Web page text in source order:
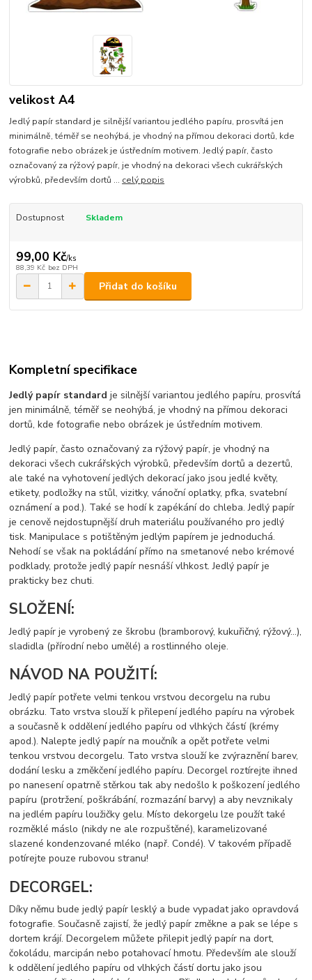
velikost A4
Jedlý papír standard je silnější variantou jedlého papíru, prosvítá jen
minimálně, téměř se neohýbá, je vhodný na přímou dekoraci dortů, kde
fotografie nebo obrázek je ústředním motivem. Jedlý papír, často
označovaný za rýžový papír, je vhodný na dekoraci všech cukrářských
výrobků, především dortů ... celý popis
Dostupnost Skladem
99,00 Kč/ks
88,39 Kč bez DPH
Přidat do košíku
Kompletní specifikace
Jedlý papír standard je silnější variantou jedlého papíru, prosvítá
jen minimálně, téměř se neohýbá, je vhodný na přímou dekoraci
dortů, kde fotografie nebo obrázek je ústředním motivem.
Jedlý papír, často označovaný za rýžový papír, je vhodný na
dekoraci všech cukrářských výrobků, především dortů a dezertů,
ale také na vyhotovení jedlých dekorací jako jsou jedlé květy,
etikety, podložky na stůl, vizitky, vánoční oplatky, pfka, svatební
oznámení a pod.). Také se hodí k zapékání do chleba. Jedlý papír
je cenově nejdostupnější druh materiálu používaného pro jedlý
tisk. Manipulace s potištěným jedlým papírem je jednoduchá.
Nehodí se však na pokládání přímo na smetanové nebo krémové
podklady, protože jedlý papír nesnáší vlhkost. Jedlý papír je
prakticky bez chuti.
SLOŽENÍ:
Jedlý papír je vyrobený ze škrobu (bramborový, kukuřičný, rýžový…),
sladidla (přírodní nebo umělé) a rostlinného oleje.
NÁVOD NA POUŽITÍ:
Jedlý papír potřete velmi tenkou vrstvou decorgelu na rubu
obrázku. Tato vrstva slouží k přilepení jedlého papíru na výrobek
a současně k oddělení jedlého papíru od vlhkých částí (krémy
apod.). Nalepte jedlý papír na moučník a opět potřete velmi
tenkou vrstvou decorgelu. Tato vrstva slouží ke zvýraznění barev,
dodání lesku a změkčení jedlého papíru. Decorgel roztírejte ihned
po nanesení opatrně stěrkou tak aby nedošlo k poškození jedlého
papíru (protržení, poškrábání, rozmazání barvy) a aby nevznikaly
na jedlém papíru loužičky gelu. Místo dekorgelu lze použít také
rozměklé máslo (nikdy ne ale rozpuštěné), karamelizované
slazené kondenzované mléko (např. Condé). V takovém případě
potírejte pouze rubovou stranu!
DECORGEL:
Díky němu bude jedlý papír lesklý a bude vypadat jako opravdová
fotografie. Současně zajistí, že jedlý papír změkne a pak se lépe s
dortem krájí. Decorgelem můžete přilepit jedlý papír na dort,
čokoládu, marcipán nebo potahovací hmotu. Především ale slouží
k oddělení jedlého papíru od vlhkých částí dortu jako jsou